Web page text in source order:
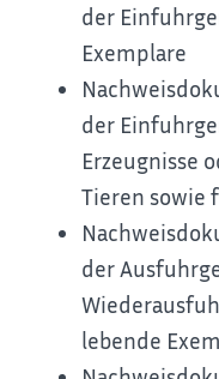
der
Exemplare
der
Erzeugnisse
Tieren sowie
der
lebende